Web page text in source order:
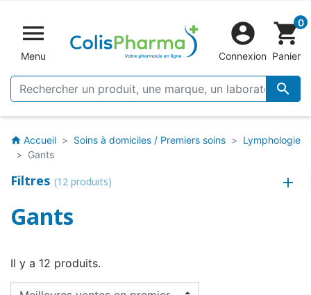

Menu


Connexion
shopping_cart0
Panier
home Accueil Soins à domiciles / Premiers soins
Lymphologie
Gants
Filtres (12 produits)
Gants
Il y a 12 produits.